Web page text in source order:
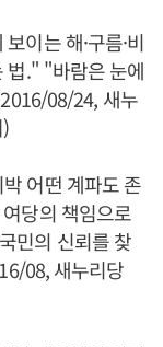
이는 해·구름·비
법." "바람은 눈에
08/24, 새누
어떤 계파도 존
당의 책임으로
민의 신뢰를 찾
08, 새누리당